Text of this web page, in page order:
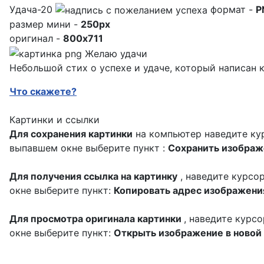
Удача-20 формат -
размер мини - 250px
оригинал - 800x711
Небольшой стих о успехе и удаче, который
Что скажете?
Картинки и ссылки
Для сохранения картинки на компьютер наведите
выпавшем окне выберите пункт : Сохранить
Для получения ссылка на картинку , наведите
окне выберите пункт: Копировать адрес
Для просмотра оригинала картинки , наведите
окне выберите пункт: Открыть изображение в новой